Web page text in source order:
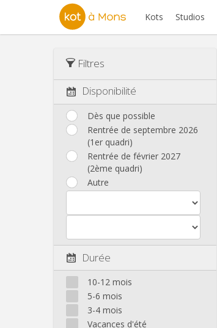
Kots Studios
Filtres
Disponibilité
Dès que possible
Rentrée de septembre 2026
(1er quadri)
Rentrée de février 2027
(2ème quadri)
Autre
Durée
10-12 mois
5-6 mois
3-4 mois
Vacances d'été